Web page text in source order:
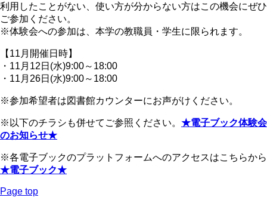
利用したことがない、使い方が分からない方はこの機会にぜひ
ご参加ください。
※体験会への参加は、本学の教職員・学生に限られます。
【11月開催日時】
・11月12日(水)9:00～18:00
・11月26日(水)9:00～18:00
※参加希望者は図書館カウンターにお声がけください。
※以下のチラシも併せてご参照ください。 ★電子ブック体験会
のお知らせ★
※各電子ブックのプラットフォームへのアクセスはこちらから
★電子ブック★
Page top